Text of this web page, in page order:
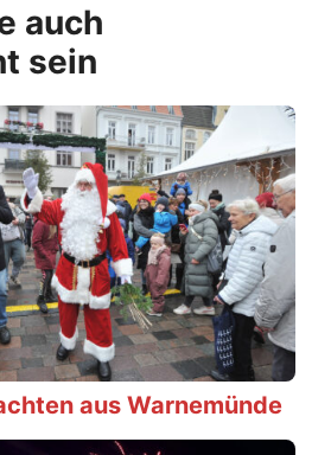
auch
sein
aus Warnemünde